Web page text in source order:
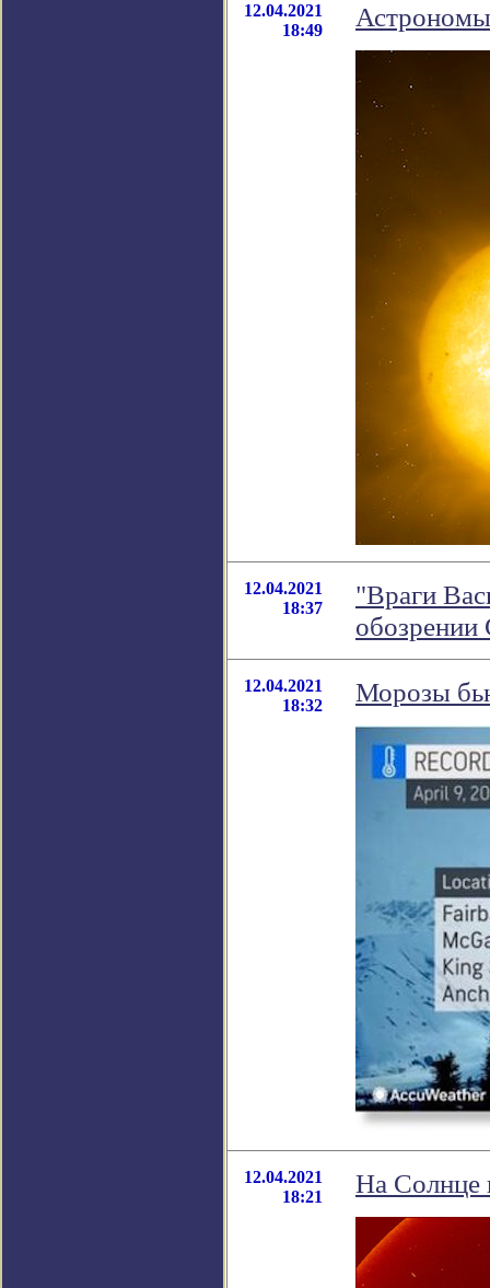
12.04.2021
18:49
12.04.2021
18:37
"Враги
12.04.2021
18:32
Морозы
12.04.2021
18:21
На Солнце